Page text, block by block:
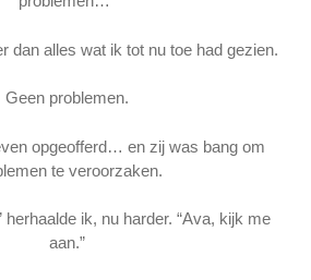
dan alles wat ik tot nu toe had gezien.
Geen problemen.
opgeofferd… en zij was bang om
te veroorzaken.
herhaalde ik, nu harder. “Ava, kijk me
aan.”